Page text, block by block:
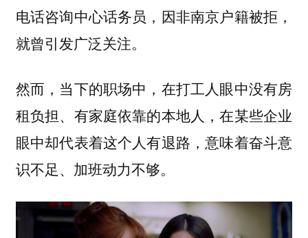
电话咨询中心话务员，因非南京户籍被拒，
就曾引发广泛关注。
然而，当下的职场中，在打工人眼中没有房
租负担、有家庭依靠的本地人，在某些企业
眼中却代表着这个人有退路，意味着奋斗意
识不足、加班动力不够。